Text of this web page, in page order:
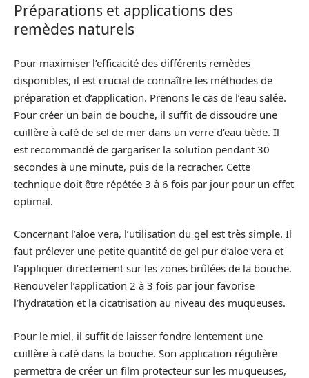
Préparations et applications des
remèdes naturels
Pour maximiser l’efficacité des différents remèdes
disponibles, il est crucial de connaître les méthodes de
préparation et d’application. Prenons le cas de l’eau salée.
Pour créer un bain de bouche, il suffit de dissoudre une
cuillère à café de sel de mer dans un verre d’eau tiède. Il
est recommandé de gargariser la solution pendant 30
secondes à une minute, puis de la recracher. Cette
technique doit être répétée 3 à 6 fois par jour pour un effet
optimal.
Concernant l’aloe vera, l’utilisation du gel est très simple. Il
faut prélever une petite quantité de gel pur d’aloe vera et
l’appliquer directement sur les zones brûlées de la bouche.
Renouveler l’application 2 à 3 fois par jour favorise
l’hydratation et la cicatrisation au niveau des muqueuses.
Pour le miel, il suffit de laisser fondre lentement une
cuillère à café dans la bouche. Son application régulière
permettra de créer un film protecteur sur les muqueuses,